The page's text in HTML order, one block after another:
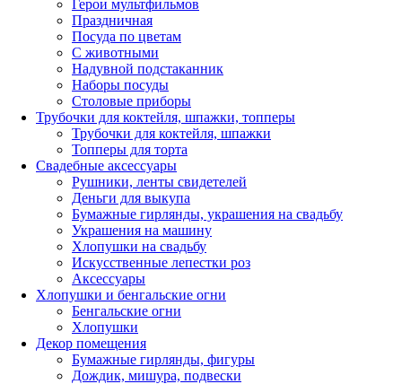
Герои мультфильмов
Праздничная
Посуда по цветам
С животными
Надувной подстаканник
Наборы посуды
Столовые приборы
Трубочки для коктейля, шпажки, топперы
Трубочки для коктейля, шпажки
Топперы для торта
Свадебные аксессуары
Рушники, ленты свидетелей
Деньги для выкупа
Бумажные гирлянды, украшения на свадьбу
Украшения на машину
Хлопушки на свадьбу
Искусственные лепестки роз
Аксессуары
Хлопушки и бенгальские огни
Бенгальские огни
Хлопушки
Декор помещения
Бумажные гирлянды, фигуры
Дождик, мишура, подвески